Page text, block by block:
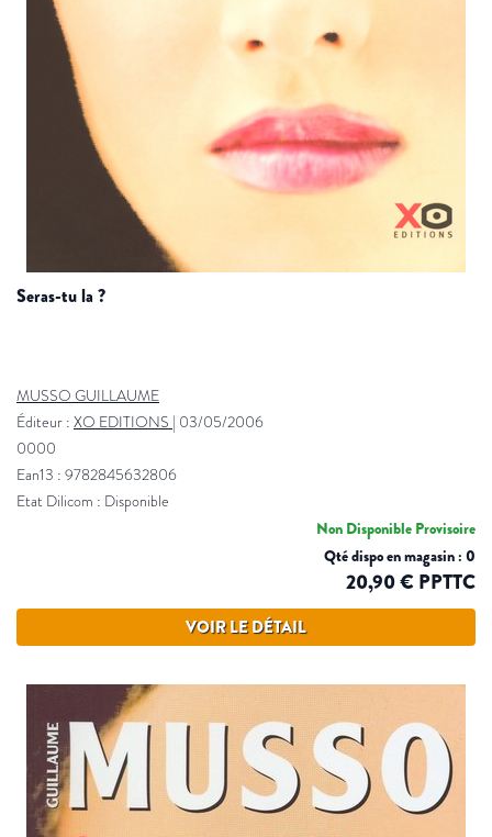
seras-tu la ?
MUSSO GUILLAUME
Éditeur : XO EDITIONS | 03/05/2006
0000
Ean13 : 9782845632806
Etat Dilicom : Disponible
Non Disponible Provisoire
Qté dispo en magasin : 0
20,90 € PPTTC
VOIR LE DÉTAIL